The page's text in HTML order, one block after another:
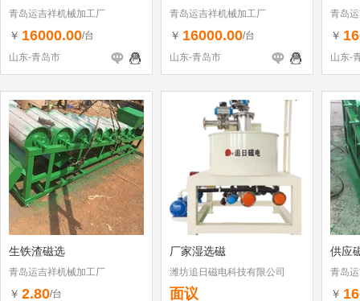
青岛运吉祥机械加工厂
￥ 16000.00/台
山东-青岛市
青岛运吉祥机械加工厂
￥ 16000.00/台
山东-青岛市
青岛
￥
山东-
生铁渣磁选
青岛运吉祥机械加工厂
￥ 2.80/台
厂家湿选磁
潍坊追日磁电科技有限公司
面议
供应
青岛
￥